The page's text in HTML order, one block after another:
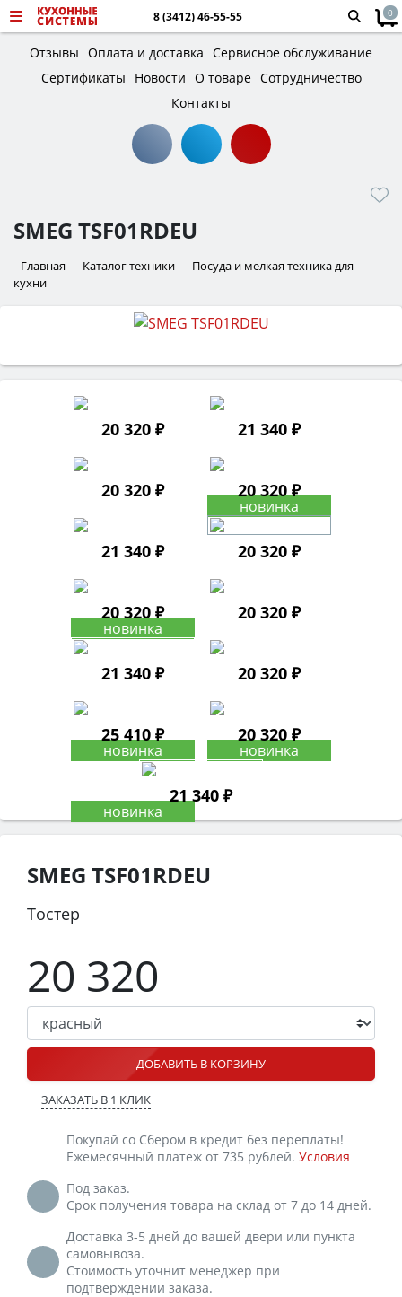
8 (3412) 46-55-55 0
Отзывы Оплата и доставка Сервисное обслуживание
Сертификаты
Новости О товаре Сотрудничество
Контакты
SMEG TSF01RDEU
Главная Каталог техники
Посуда и мелкая техника для
кухни
20 320 ₽ 21 340 ₽
20 320 ₽ 20 320 ₽
21 340 ₽ 20 320 ₽
20 320 ₽ 20 320 ₽
21 340 ₽ 20 320 ₽
25 410 ₽ 20 320 ₽
21 340 ₽
SMEG TSF01RDEU
Тостер
20 320
ДОБАВИТЬ В КОРЗИНУ
ЗАКАЗАТЬ В 1 КЛИК
Покупай со Сбером в кредит без переплаты!
Ежемесячный платеж от 735 рублей. Условия
Под заказ.
Срок получения товара на склад от 7 до 14 дней.
Доставка 3-5 дней до вашей двери или пункта
самовывоза.
Стоимость уточнит менеджер при
подтверждении заказа.